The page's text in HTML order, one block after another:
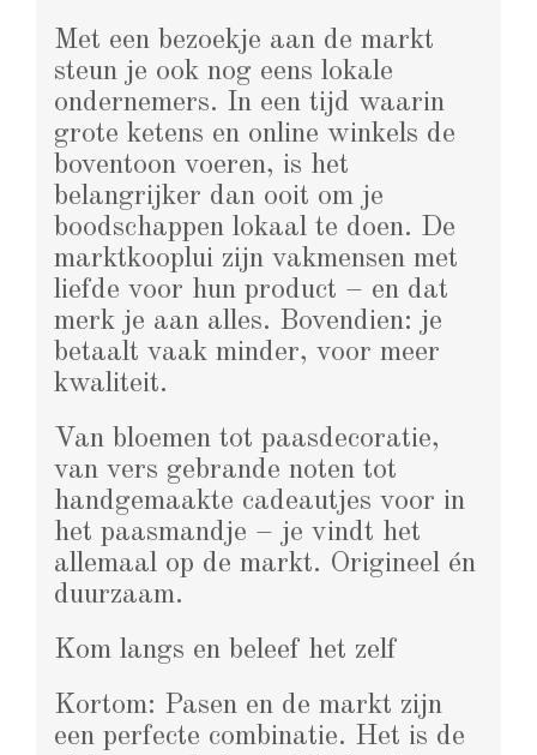
Met een bezoekje aan de markt
steun je ook nog eens lokale
ondernemers. In een tijd waarin
grote ketens en online winkels de
boventoon voeren, is het
belangrijker dan ooit om je
boodschappen lokaal te doen. De
marktkooplui zijn vakmensen met
liefde voor hun product – en dat
merk je aan alles. Bovendien: je
betaalt vaak minder, voor meer
kwaliteit.
Van bloemen tot paasdecoratie,
van vers gebrande noten tot
handgemaakte cadeautjes voor in
het paasmandje – je vindt het
allemaal op de markt. Origineel én
duurzaam.
Kom langs en beleef het zelf
Kortom: Pasen en de markt zijn
een perfecte combinatie. Het is de